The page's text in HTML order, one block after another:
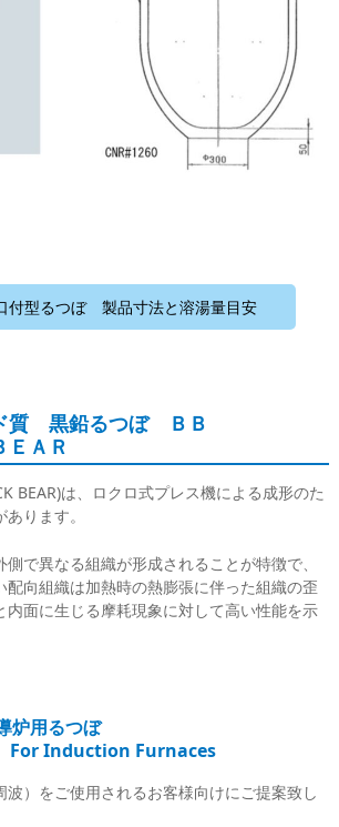
型るつぼ 製品寸法と溶湯量目安
質 黒鉛るつぼ ＢＢ
ＡＲ
BEAR)は、ロクロ式プレス機による成形のた
ります。
で異なる組織が形成されることが特徴で、
配向組織は加熱時の熱膨張に伴った組織の歪
内面に生じる摩耗現象に対して高い性能を示
用るつぼ
Induction Furnaces
波）をご使用されるお客様向けにご提案致し